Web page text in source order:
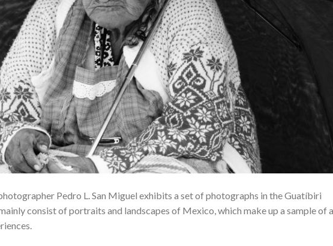
Pedro L. San Miguel exhibits a set of photographs in the Guatíbiri
consist of portraits and landscapes of Mexico, which make up a sample of